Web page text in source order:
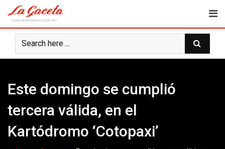
content
Este domingo se cumplió
tercera válida, en el
Kartódromo ‘Cotopaxi’